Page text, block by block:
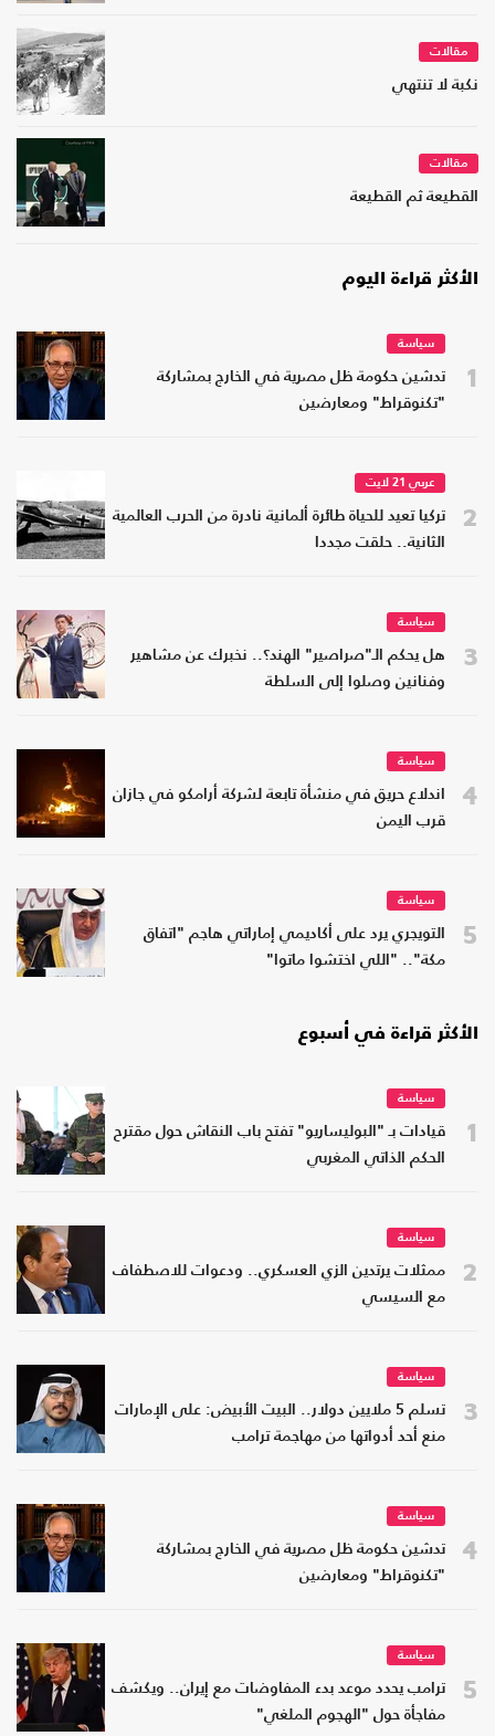
مقالات
نكبة لا تنتهي
مقالات
القطيعة ثم القطيعة
الأكثر قراءة اليوم
1
سياسة
تدشين حكومة ظل مصرية في الخارج بمشاركة
"تكنوقراط" ومعارضين
2
عربي 21 لايت
تركيا تعيد للحياة طائرة ألمانية نادرة من الحرب العالمية
الثانية.. حلقت مجددا
3
سياسة
هل يحكم الـ"صراصير" الهند؟.. نخبرك عن مشاهير
وفنانين وصلوا إلى السلطة
4
سياسة
اندلاع حريق في منشأة تابعة لشركة أرامكو في جازان
قرب اليمن
5
سياسة
التويجري يرد على أكاديمي إماراتي هاجم "اتفاق
مكة".. "اللي اختشوا ماتوا"
الأكثر قراءة في أسبوع
1
سياسة
قيادات بـ "البوليساريو" تفتح باب النقاش حول مقترح
الحكم الذاتي المغربي
2
سياسة
ممثلات يرتدين الزي العسكري.. ودعوات للاصطفاف
مع السيسي
3
سياسة
تسلم 5 ملايين دولار.. البيت الأبيض: على الإمارات
منع أحد أدواتها من مهاجمة ترامب
4
سياسة
تدشين حكومة ظل مصرية في الخارج بمشاركة
"تكنوقراط" ومعارضين
5
سياسة
ترامب يحدد موعد بدء المفاوضات مع إيران.. ويكشف
مفاجأة حول "الهجوم الملغي"